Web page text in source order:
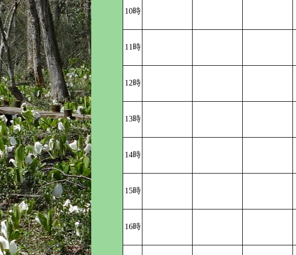
10時
11時
12時
13時
14時
15時
16時